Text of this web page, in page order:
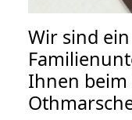
Wir sind ein
Ihnen beim